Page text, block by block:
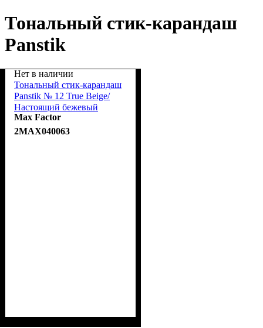
Тональный стик-карандаш
Panstik
Нет в наличии
Тональный стик-карандаш
Panstik № 12 True Beige/
Настоящий бежевый
Max Factor
2MAX040063